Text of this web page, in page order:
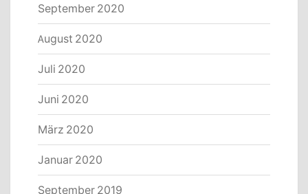
September 2020
August 2020
Juli 2020
Juni 2020
März 2020
Januar 2020
September 2019